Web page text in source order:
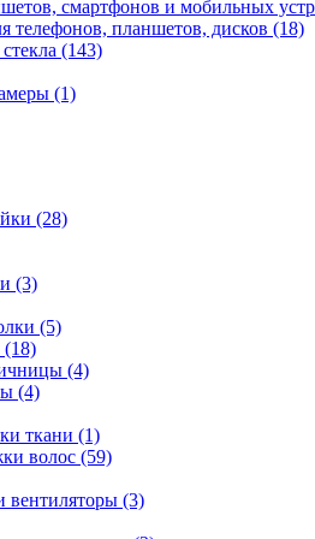
смартфонов и мобильных
телефонов, планшетов, дисков (18)
(143)
(1)
(28)
(3)
(5)
(18)
(4)
(4)
ткани (1)
волос (59)
вентиляторы (3)